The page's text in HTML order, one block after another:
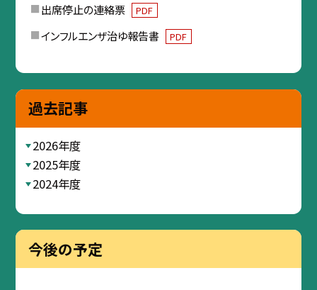
出席停止の連絡票 PDF
インフルエンザ治ゆ報告書 PDF
過去記事
2026年度
2025年度
2024年度
今後の予定